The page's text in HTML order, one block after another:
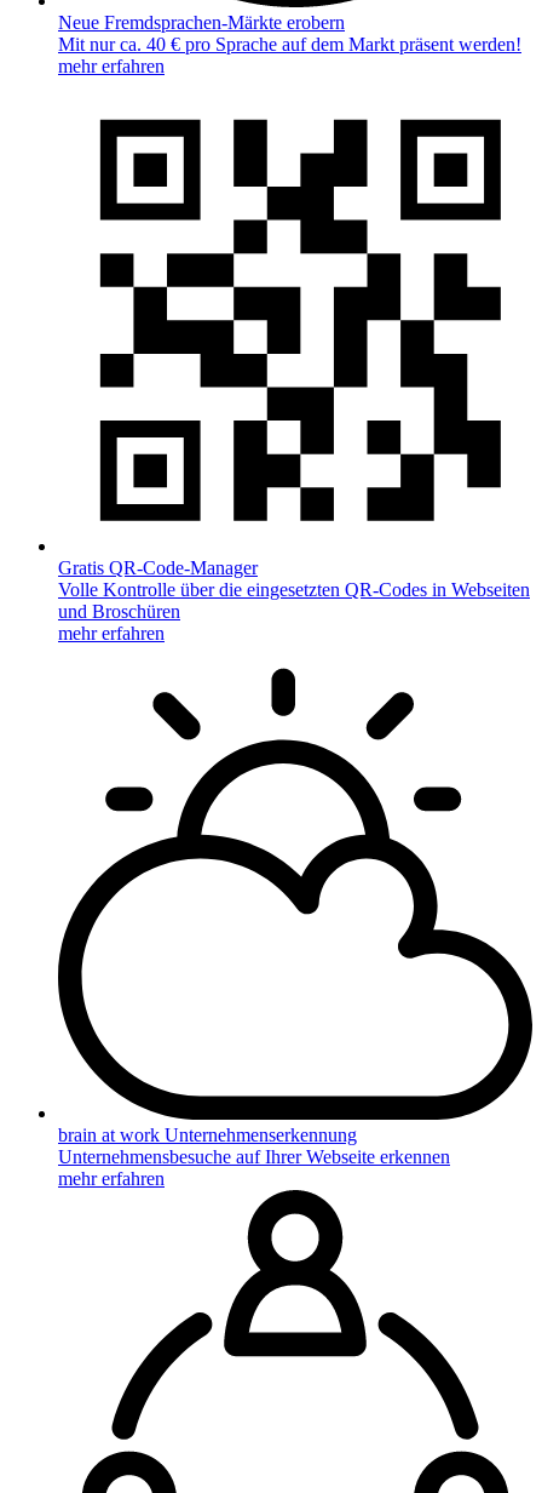
Neue Fremdsprachen-Märkte erobern
Mit nur ca. 40 € pro Sprache auf dem Markt präsent werden!
mehr erfahren
Gratis QR-Code-Manager
Volle Kontrolle über die eingesetzten QR-Codes in Webseiten
und Broschüren
mehr erfahren
brain at work Unternehmenserkennung
Unternehmensbesuche auf Ihrer Webseite erkennen
mehr erfahren